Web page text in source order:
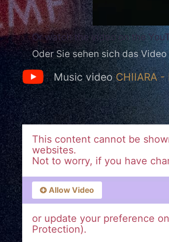
Or watch the video on the
Oder Sie sehen sich das
Music videoCHIIARA -
This content cannot be
websites.
Not to worry, if you have
Allow Video
or update your preference
Protection).